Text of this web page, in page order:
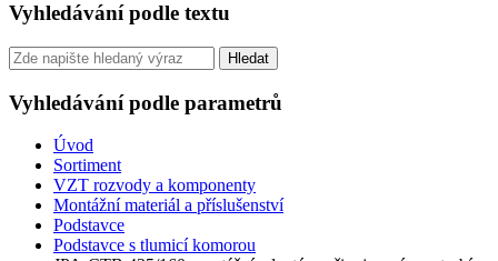
Vyhledávání podle textu
Vyhledávání podle parametrů
Úvod
Sortiment
VZT rozvody a komponenty
Montážní materiál a příslušenství
Podstavce
Podstavce s tlumicí komorou